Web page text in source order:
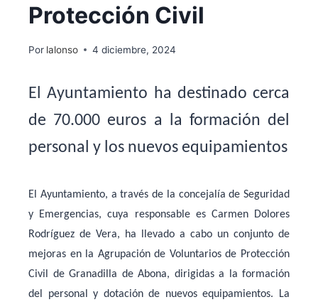
Protección Civil
Por lalonso 4 diciembre, 2024
El Ayuntamiento ha destinado cerca
de 70.000 euros a la formación del
personal y los nuevos equipamientos
El Ayuntamiento, a través de la concejalía de Seguridad
y Emergencias, cuya responsable es Carmen Dolores
Rodríguez de Vera, ha llevado a cabo un conjunto de
mejoras en la Agrupación de Voluntarios de Protección
Civil de Granadilla de Abona, dirigidas a la formación
del personal y dotación de nuevos equipamientos. La